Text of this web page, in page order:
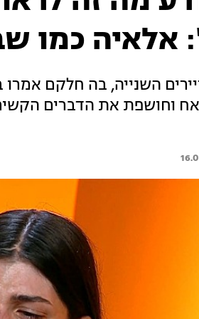
אלאיה כמו
השנייה, בה חלקם
וחושפת את הדברים